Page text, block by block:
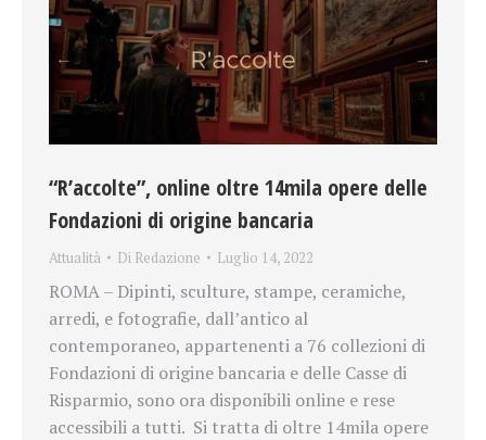
“R’accolte”, online oltre 14mila opere delle
Fondazioni di origine bancaria
Attualità Di Redazione Luglio 14, 2022
ROMA – Dipinti, sculture, stampe, ceramiche,
arredi, e fotografie, dall’antico al
contemporaneo, appartenenti a 76 collezioni di
Fondazioni di origine bancaria e delle Casse di
Risparmio, sono ora disponibili online e rese
accessibili a tutti. Si tratta di oltre 14mila opere